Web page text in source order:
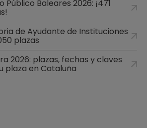
Baleares 2026: ¡471
de Ayudante de Instituciones
plazas
2026: plazas, fechas y claves
plaza en Cataluña